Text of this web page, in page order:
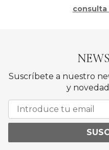
consulta
Suscríbete a nuestro
y